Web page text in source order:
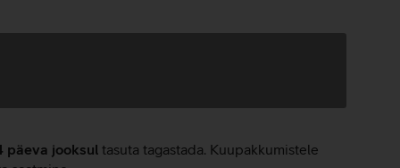
päeva jooksul tasuta tagastada. Kuupakkumistele